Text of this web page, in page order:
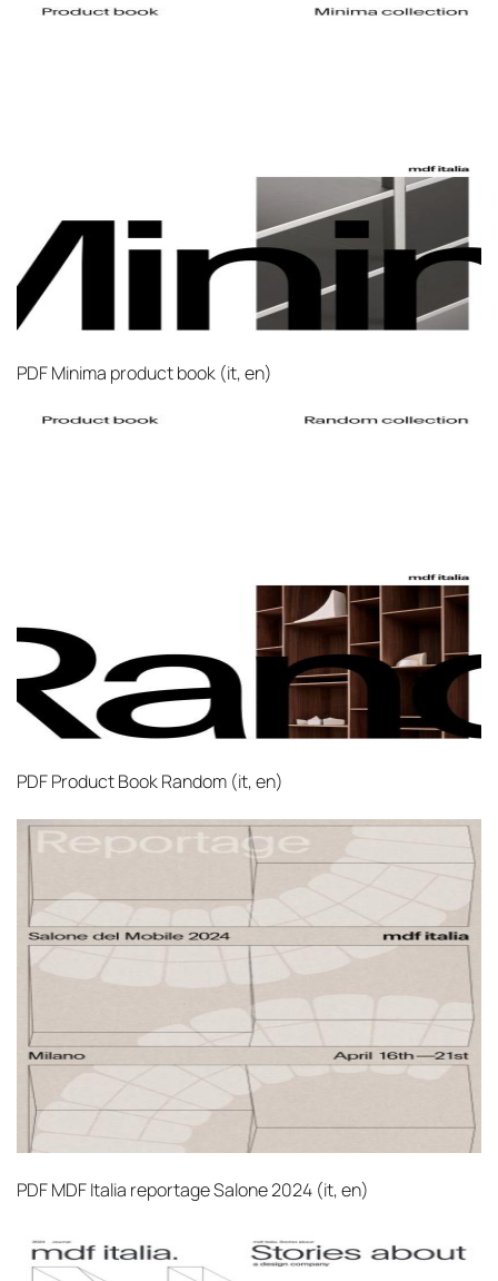
PDFMinima product book (it, en)‎
PDFProduct Book Random (it, en)‎
PDFMDF Italia reportage Salone 2024 (it, en)‎